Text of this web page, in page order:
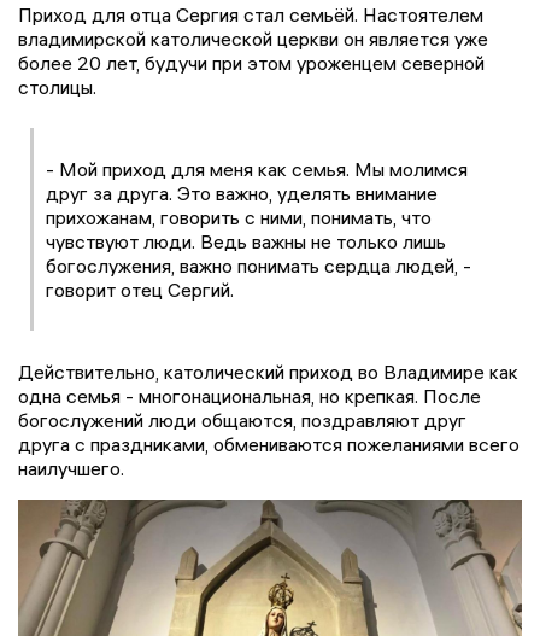
Приход для отца Сергия стал семьёй. Настоятелем
владимирской католической церкви он является уже
более 20 лет, будучи при этом уроженцем северной
столицы.
- Мой приход для меня как семья. Мы молимся
друг за друга. Это важно, уделять внимание
прихожанам, говорить с ними, понимать, что
чувствуют люди. Ведь важны не только лишь
богослужения, важно понимать сердца людей, -
говорит отец Сергий.
Действительно, католический приход во Владимире как
одна семья - многонациональная, но крепкая. После
богослужений люди общаются, поздравляют друг
друга с праздниками, обмениваются пожеланиями всего
наилучшего.